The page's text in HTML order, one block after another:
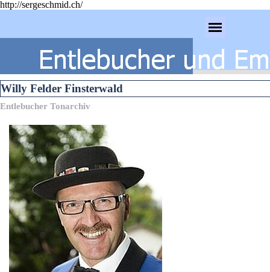
http://sergeschmid.ch/
Willy Felder Finsterwald
Entlebucher Tonarchiv